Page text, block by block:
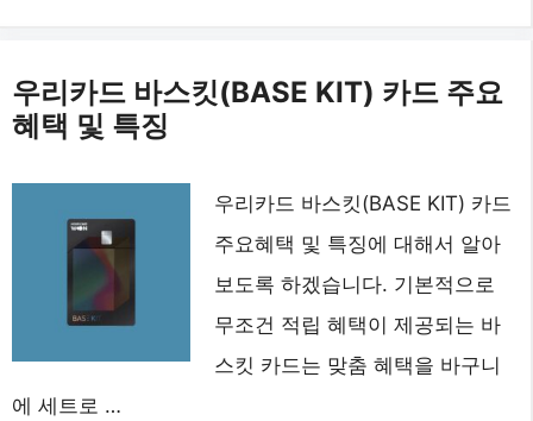
우리카드 바스킷(BASE KIT) 카드 주요
혜택 및 특징
우리카드 바스킷(BASE KIT) 카드
주요혜택 및 특징에 대해서 알아
보도록 하겠습니다. 기본적으로
무조건 적립 혜택이 제공되는 바
스킷 카드는 맞춤 혜택을 바구니
에 세트로 …